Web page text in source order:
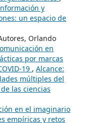
y
un espacio de
Orlando
en
por marcas
19 , Alcance:
múltiples del
las ciencias
en el imaginario
empíricas y retos